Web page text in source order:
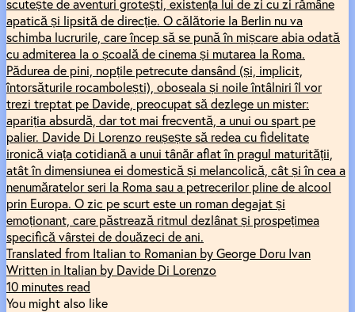
scutește de aventuri grotești, existența lui de zi cu zi rămâne
apatică și lipsită de direcție. O călătorie la Berlin nu va
schimba lucrurile, care încep să se pună în mișcare abia odată
cu admiterea la o școală de cinema și mutarea la Roma.
Pădurea de pini, nopțile petrecute dansând (și, implicit,
întorsăturile rocambolești), oboseala și noile întâlniri îl vor
trezi treptat pe Davide, preocupat să dezlege un mister:
apariția absurdă, dar tot mai frecventă, a unui ou spart pe
palier. Davide Di Lorenzo reușește să redea cu fidelitate
ironică viața cotidiană a unui tânăr aflat în pragul maturității,
atât în dimensiunea ei domestică și melancolică, cât și în cea a
nenumăratelor seri la Roma sau a petrecerilor pline de alcool
prin Europa. O zic pe scurt este un roman degajat și
emoționant, care păstrează ritmul dezlânat și prospețimea
specifică vârstei de douăzeci de ani.
Translated from Italian to Romanian by George Doru Ivan
Written in Italian by Davide Di Lorenzo
10 minutes read
You might also like